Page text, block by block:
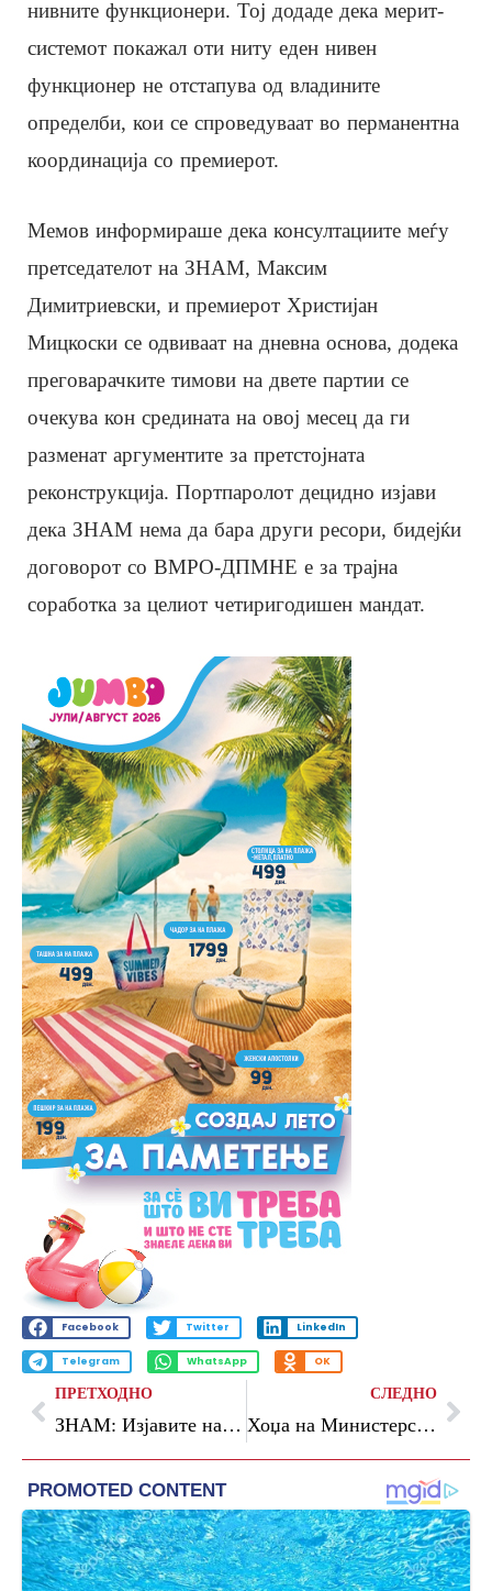
нивните функционери. Тој додаде дека мерит-
системот покажал оти ниту еден нивен
функционер не отстапува од владините
определби, кои се спроведуваат во перманентна
координација со премиерот.
Мемов информираше дека консултациите меѓу
претседателот на ЗНАМ, Максим
Димитриевски, и премиерот Христијан
Мицкоски се одвиваат на дневна основа, додека
преговарачките тимови на двете партии се
очекува кон средината на овој месец да ги
разменат аргументите за претстојната
реконструкција. Портпаролот децидно изјави
дека ЗНАМ нема да бара други ресори, бидејќи
договорот со ВМРО-ДПМНЕ е за трајна
соработка за целиот четиригодишен мандат.
Facebook Twitter LinkedIn
Telegram WhatsApp OK
ПРЕТХОДНО
ЗНАМ: Изјавите на Пендаровски отвораат сомнежи за политички пазари со правдата
СЛЕДНО
Хоџа на Министерска конференција во Софија – Заеднички пристап кон климатските предизвици